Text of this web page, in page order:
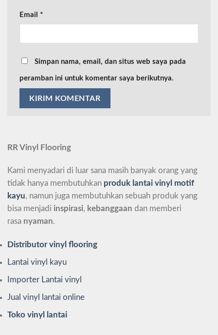
Email *
Simpan nama, email, dan situs web saya pada
peramban ini untuk komentar saya berikutnya.
RR Vinyl Flooring
Kami menyadari di luar sana masih banyak orang yang
tidak hanya membutuhkan produk lantai vinyl motif
kayu, namun juga membutuhkan sebuah produk yang
bisa menjadi inspirasi, kebanggaan dan memberi
rasa nyaman.
Distributor vinyl flooring
Lantai vinyl kayu
Importer Lantai vinyl
Jual vinyl lantai online
Toko vinyl lantai